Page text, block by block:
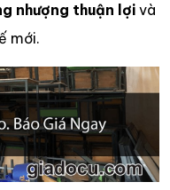
nhượng thuận lợivà
mới.